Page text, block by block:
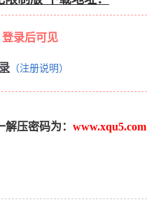
登录后可见
（注册说明）
压密码为： www.xqu5.com